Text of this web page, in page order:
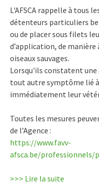
L'AFSCA rappelle à tous
détenteurs particuliers
ou de placer sous filets
d’application, de
oiseaux sauvages.
Lorsqu'ils constatent
tout autre symptôme lié
immédiatement leur
Toutes les mesures
de l’Agence :
https://www.favv-
afsca.be/professionnels/
>>> Lire la suite